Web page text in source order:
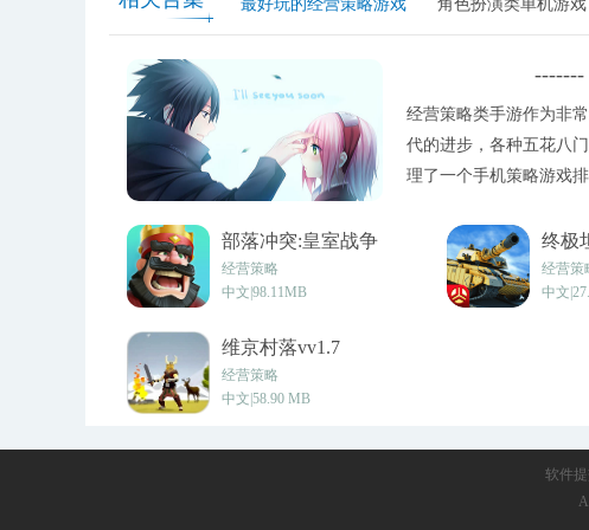
最好玩的经营策略游戏 角色扮演类单机游戏
-------
经营策略类手游作为非
代的进步，各种五花八
理了一个手机策略游戏
部落冲突:皇室战争
(Clash Royale)v2.0.7
经营策略
中文|98.11MB
终极
经营策
中文
维京村落vv1.7
经营策略
中文|58.90 MB
软件